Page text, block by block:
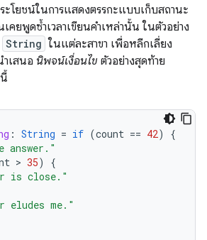
โยชน์ในการแสดงตรรกะแบบเก็บสถานะ
ยพูดซ้ำเวลาเขียนคำเหล่านั้น ในตัวอย่าง
String ในแต่ละสาขา เพื่อหลีกเลี่ยง
เสนอ นิพจน์เงื่อนไข ตัวอย่างสุดท้าย
: String = if (count == 42)
{
answer."
> 35)
{
is close."
eludes me."